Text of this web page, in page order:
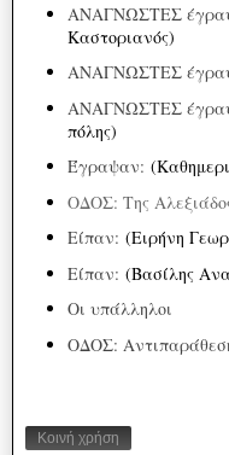
ΑΝΑΓΝΩΣΤΕΣ
Καστοριανός)
ΑΝΑΓΝΩΣΤΕΣ
ΑΝΑΓΝΩΣΤΕΣ
πόλης)
Έγραψαν:
ΟΔΟΣ: Της
Είπαν: (Ειρήνη
Είπαν: (Βασίλης
Οι υπάλληλοι
ΟΔΟΣ:
Κοινή χρήση